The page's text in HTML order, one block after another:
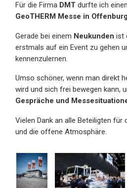
Für die Firma DMT durfte ich
GeoTHERM Messe in Offenburg
Gerade bei einem Neukunden ist
erstmals auf ein Event zu gehen
kennenzulernen.
Umso schöner, wenn man direkt
wird und sich frei bewegen kann,
Gespräche und
Vielen Dank an alle Beteiligten für
und die offene Atmosphäre.